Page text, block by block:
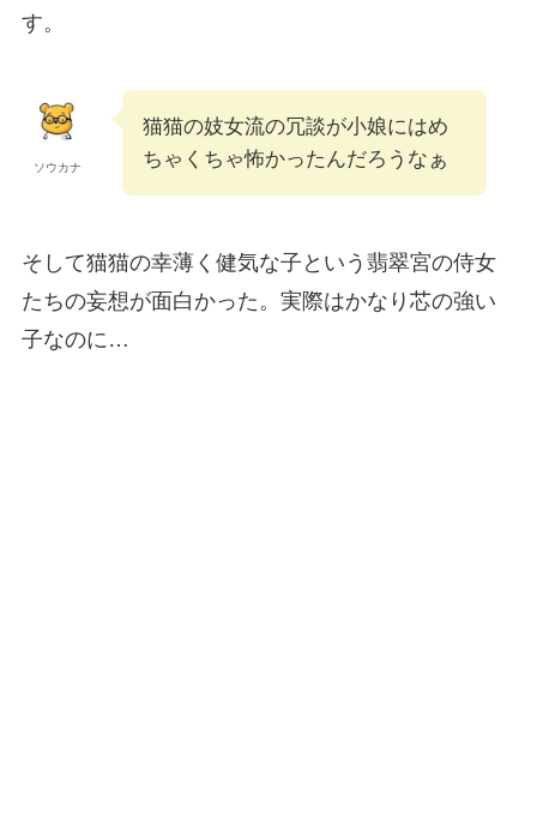
す。
ソウカナ
猫猫の妓女流の冗談が小娘にはめ
ちゃくちゃ怖かったんだろうなぁ
そして猫猫の幸薄く健気な子という翡翠宮の侍女
たちの妄想が面白かった。実際はかなり芯の強い
子なのに…